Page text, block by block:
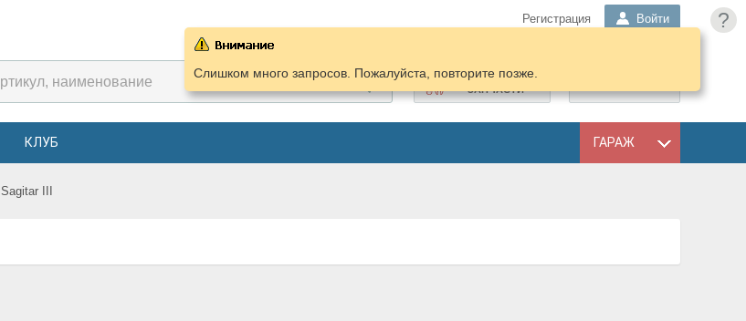
?
Регистрация Войти
ПОДОБРАТЬ
ЗАПЧАСТИ
КЛУБ ГАРАЖ
Sagitar III
Слишком много запросов. Пожалуйста, повторите позже.